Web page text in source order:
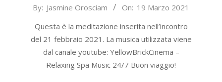
2021-
19
By: Jasmine Orosciam On: 19 Marzo 2021
Questa è la meditazione inserita nell’incontro
del 21 febbraio 2021. La musica utilizzata viene
dal canale youtube: YellowBrickCinema –
Relaxing Spa Music 24/7 Buon viaggio!